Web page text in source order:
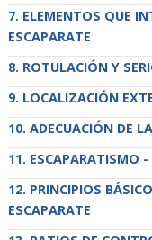
ELEMENTOS QUE
ESCAPARATE
ROTULACIÓN Y
LOCALIZACIÓN
ADECUACIÓN DE
ESCAPARATISMO
PRINCIPIOS
ESCAPARATE